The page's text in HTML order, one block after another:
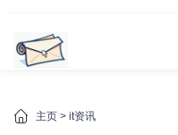
主页 > it资讯